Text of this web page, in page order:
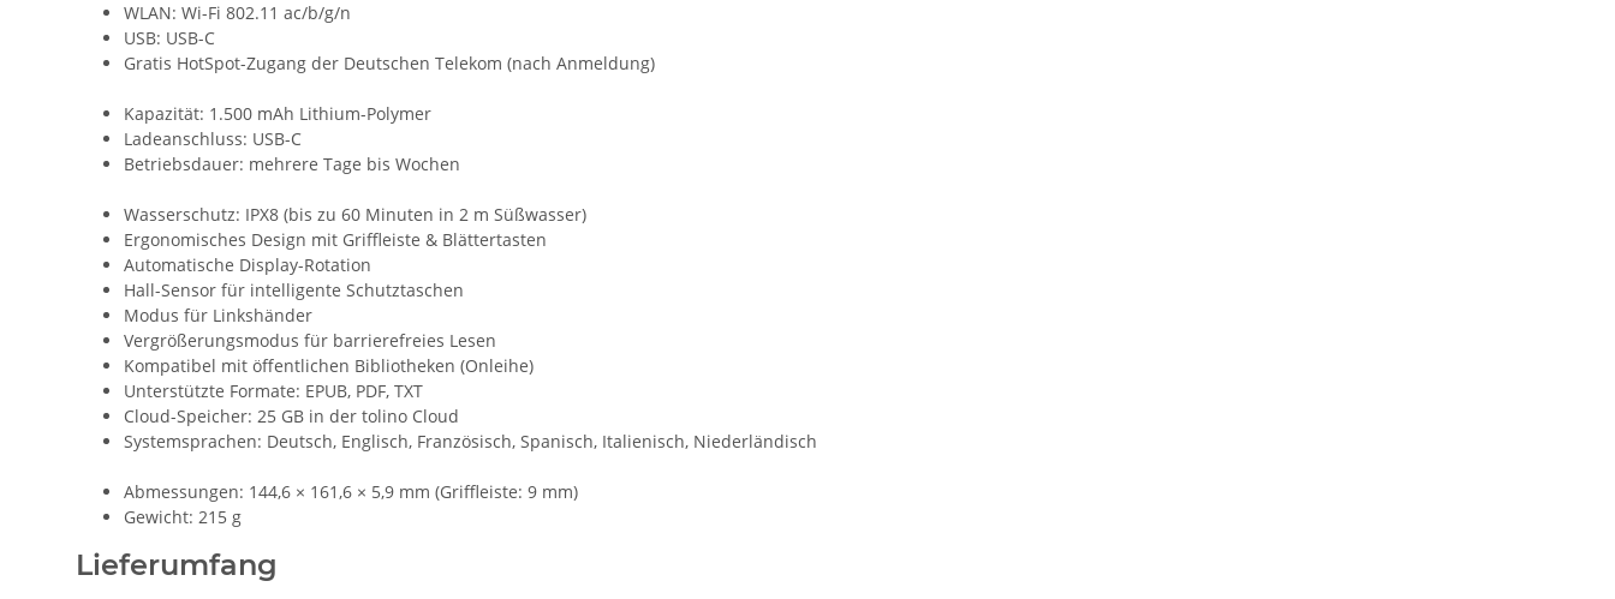
WLAN: Wi-Fi 802.11 ac/b/g/n
USB: USB-C
Gratis HotSpot-Zugang der Deutschen Telekom (nach Anmeldung)
Kapazität: 1.500 mAh Lithium-Polymer
Ladeanschluss: USB-C
Betriebsdauer: mehrere Tage bis Wochen
Wasserschutz: IPX8 (bis zu 60 Minuten in 2 m Süßwasser)
Ergonomisches Design mit Griffleiste & Blättertasten
Automatische Display-Rotation
Hall-Sensor für intelligente Schutztaschen
Modus für Linkshänder
Vergrößerungsmodus für barrierefreies Lesen
Kompatibel mit öffentlichen Bibliotheken (Onleihe)
Unterstützte Formate: EPUB, PDF, TXT
Cloud-Speicher: 25 GB in der tolino Cloud
Systemsprachen: Deutsch, Englisch, Französisch, Spanisch, Italienisch, Niederländisch
Abmessungen: 144,6 × 161,6 × 5,9 mm (Griffleiste: 9 mm)
Gewicht: 215 g
Lieferumfang